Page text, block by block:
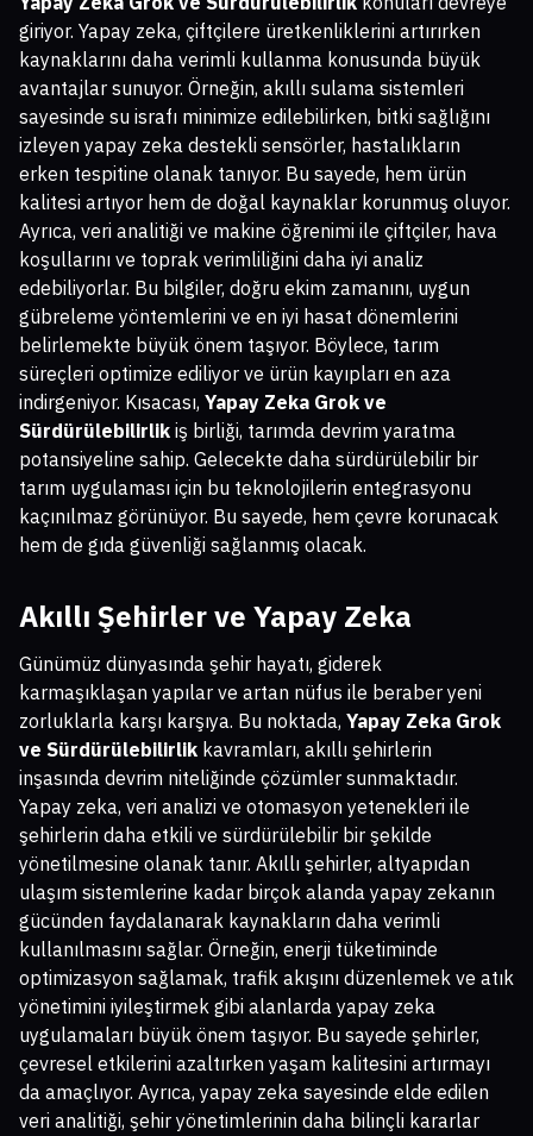
giriyor. Yapay zeka, çiftçilere üretkenliklerini artırırken
kaynaklarını daha verimli kullanma konusunda büyük
avantajlar sunuyor. Örneğin, akıllı sulama sistemleri
sayesinde su israfı minimize edilebilirken, bitki sağlığını
izleyen yapay zeka destekli sensörler, hastalıkların
erken tespitine olanak tanıyor. Bu sayede, hem ürün
kalitesi artıyor hem de doğal kaynaklar korunmuş oluyor.
Ayrıca, veri analitiği ve makine öğrenimi ile çiftçiler, hava
koşullarını ve toprak verimliliğini daha iyi analiz
edebiliyorlar. Bu bilgiler, doğru ekim zamanını, uygun
gübreleme yöntemlerini ve en iyi hasat dönemlerini
belirlemekte büyük önem taşıyor. Böylece, tarım
süreçleri optimize ediliyor ve ürün kayıpları en aza
indirgeniyor. Kısacası, Yapay Zeka Grok ve
Sürdürülebilirlik iş birliği, tarımda devrim yaratma
potansiyeline sahip. Gelecekte daha sürdürülebilir bir
tarım uygulaması için bu teknolojilerin entegrasyonu
kaçınılmaz görünüyor. Bu sayede, hem çevre korunacak
hem de gıda güvenliği sağlanmış olacak.
Akıllı Şehirler ve Yapay Zeka
Günümüz dünyasında şehir hayatı, giderek
karmaşıklaşan yapılar ve artan nüfus ile beraber yeni
zorluklarla karşı karşıya. Bu noktada, Yapay Zeka Grok
ve Sürdürülebilirlik kavramları, akıllı şehirlerin
inşasında devrim niteliğinde çözümler sunmaktadır.
Yapay zeka, veri analizi ve otomasyon yetenekleri ile
şehirlerin daha etkili ve sürdürülebilir bir şekilde
yönetilmesine olanak tanır. Akıllı şehirler, altyapıdan
ulaşım sistemlerine kadar birçok alanda yapay zekanın
gücünden faydalanarak kaynakların daha verimli
kullanılmasını sağlar. Örneğin, enerji tüketiminde
optimizasyon sağlamak, trafik akışını düzenlemek ve atık
yönetimini iyileştirmek gibi alanlarda yapay zeka
uygulamaları büyük önem taşıyor. Bu sayede şehirler,
çevresel etkilerini azaltırken yaşam kalitesini artırmayı
da amaçlıyor. Ayrıca, yapay zeka sayesinde elde edilen
veri analitiği, şehir yönetimlerinin daha bilinçli kararlar